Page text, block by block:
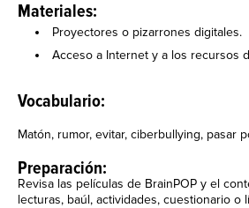
Materiales:
Proyectores o pizarrones digitales.
Acceso a Internet y a los recursos
Vocabulario:
Matón, rumor, evitar, ciberbullying, pasar
Preparación:
Revisa las películas de BrainPOP y el
lecturas, baúl, actividades, cuestionario o